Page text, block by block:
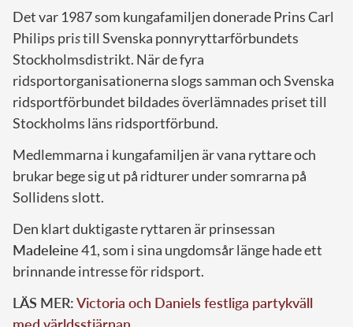
Det var 1987 som kungafamiljen donerade Prins Carl
Philips pristill Svenska ponnyryttarförbundets
Stockholmsdistrikt. När de fyra
ridsportorganisationerna slogs samman och Svenska
ridsportförbundet bildades överlämnades priset till
Stockholms läns ridsportförbund.
Medlemmarna i kungafamiljen är vana ryttare och
brukar bege sig ut på ridturer under somrarna på
Sollidens slott.
Den klart duktigaste ryttaren är prinsessan
Madeleine41, som i sina ungdomsår länge hade ett
brinnande intresse för ridsport.
LÄS MER:Victoria och Daniels festliga partykväll